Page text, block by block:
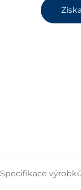
Specifikace